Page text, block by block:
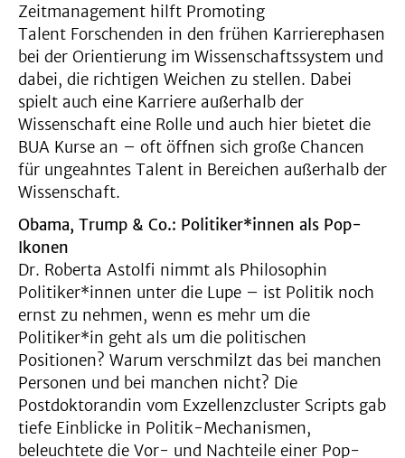
Zeitmanagement hilft Promoting
Talent Forschenden in den frühen Karrierephasen
bei der Orientierung im Wissenschaftssystem und
dabei, die richtigen Weichen zu stellen. Dabei
spielt auch eine Karriere außerhalb der
Wissenschaft eine Rolle und auch hier bietet die
BUA Kurse an – oft öffnen sich große Chancen
für ungeahntes Talent in Bereichen außerhalb der
Wissenschaft.
Obama, Trump & Co.: Politiker*innen als Pop-
Ikonen
Dr. Roberta Astolfi nimmt als Philosophin
Politiker*innen unter die Lupe – ist Politik noch
ernst zu nehmen, wenn es mehr um die
Politiker*in geht als um die politischen
Positionen? Warum verschmilzt das bei manchen
Personen und bei manchen nicht? Die
Postdoktorandin vom Exzellenzcluster Scripts gab
tiefe Einblicke in Politik-Mechanismen,
beleuchtete die Vor- und Nachteile einer Pop-